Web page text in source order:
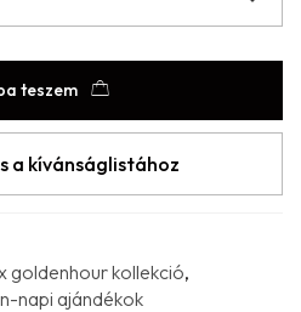
teszem
a kívánságlistához
goldenhour kollekció,
napi ajándékok